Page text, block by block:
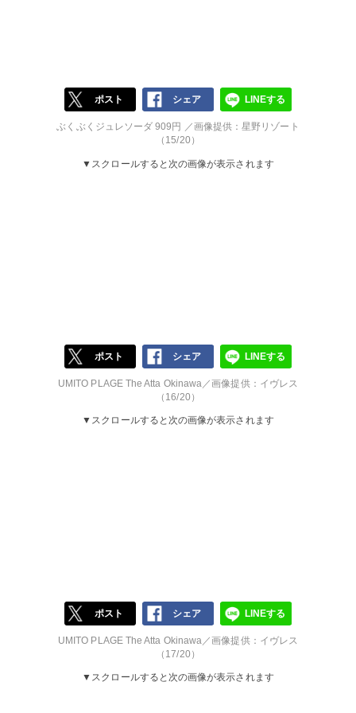
ポスト シェア LINEする
ぶくぶくジュレソーダ 909円 ／画像提供：星野リゾート
（15/20）
▼スクロールすると次の画像が表示されます
ポスト シェア LINEする
UMITO PLAGE The Atta Okinawa／画像提供：イヴレス
（16/20）
▼スクロールすると次の画像が表示されます
ポスト シェア LINEする
UMITO PLAGE The Atta Okinawa／画像提供：イヴレス
（17/20）
▼スクロールすると次の画像が表示されます